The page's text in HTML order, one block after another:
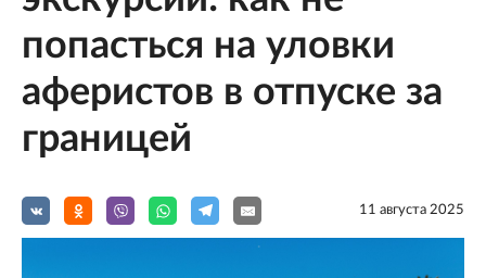
попасться на уловки
аферистов в отпуске за
границей
11 августа 2025